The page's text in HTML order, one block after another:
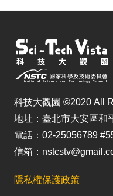
科技大觀園 ©2020 All
地址：臺北市大安區和
電話：02-25056789
信箱：
隱私權保護政策